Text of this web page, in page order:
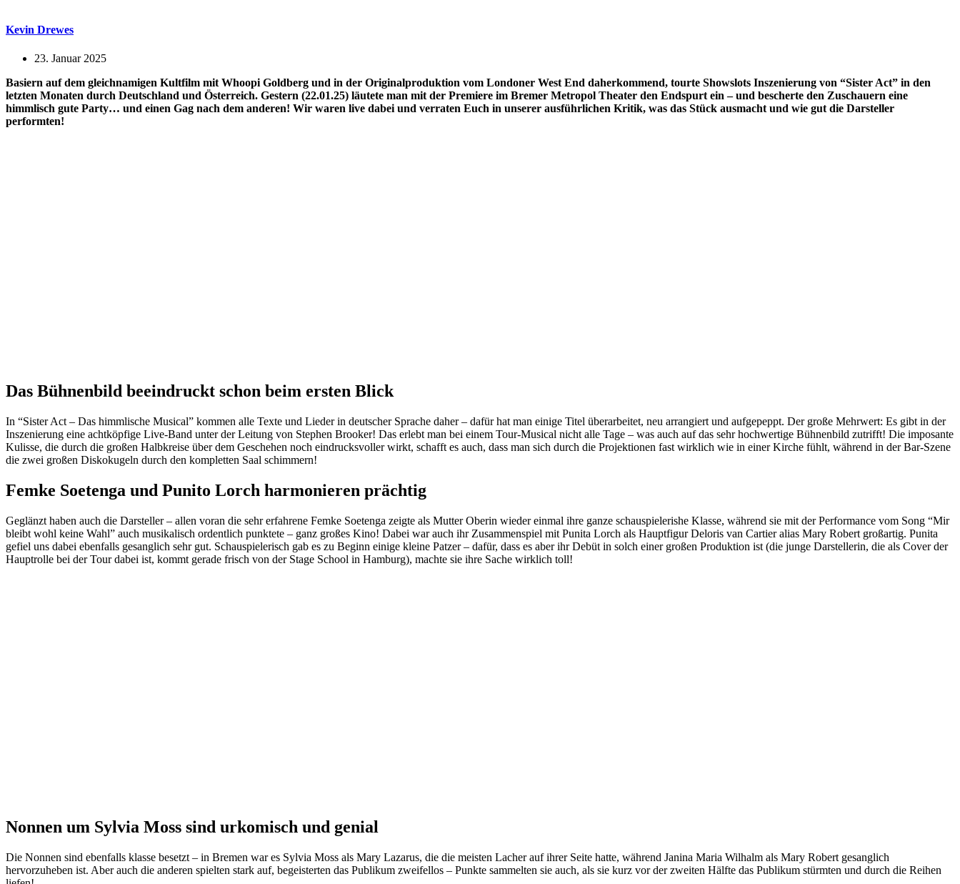
Kevin Drewes
23. Januar 2025
Basiern auf dem gleichnamigen Kultfilm mit Whoopi Goldberg und in der Originalproduktion vom Londoner West End daherkommend, tourte Showslots Inszenierung von “Sister Act” in den
letzten Monaten durch Deutschland und Österreich. Gestern (22.01.25) läutete man mit der Premiere im Bremer Metropol Theater den Endspurt ein – und bescherte den Zuschauern eine
himmlisch gute Party… und einen Gag nach dem anderen! Wir waren live dabei und verraten Euch in unserer ausführlichen Kritik, was das Stück ausmacht und wie gut die Darsteller
performten!
Das Bühnenbild beeindruckt schon beim ersten Blick
In “Sister Act – Das himmlische Musical” kommen alle Texte und Lieder in deutscher Sprache daher – dafür hat man einige Titel überarbeitet, neu arrangiert und aufgepeppt. Der große Mehrwert: Es gibt in der
Inszenierung eine achtköpfige Live-Band unter der Leitung von Stephen Brooker! Das erlebt man bei einem Tour-Musical nicht alle Tage – was auch auf das sehr hochwertige Bühnenbild zutrifft! Die imposante
Kulisse, die durch die großen Halbkreise über dem Geschehen noch eindrucksvoller wirkt, schafft es auch, dass man sich durch die Projektionen fast wirklich wie in einer Kirche fühlt, während in der Bar-Szene
die zwei großen Diskokugeln durch den kompletten Saal schimmern!
Femke Soetenga und Punito Lorch harmonieren prächtig
Geglänzt haben auch die Darsteller – allen voran die sehr erfahrene Femke Soetenga zeigte als Mutter Oberin wieder einmal ihre ganze schauspielerishe Klasse, während sie mit der Performance vom Song “Mir
bleibt wohl keine Wahl” auch musikalisch ordentlich punktete – ganz großes Kino! Dabei war auch ihr Zusammenspiel mit Punita Lorch als Hauptfigur Deloris van Cartier alias Mary Robert großartig. Punita
gefiel uns dabei ebenfalls gesanglich sehr gut. Schauspielerisch gab es zu Beginn einige kleine Patzer – dafür, dass es aber ihr Debüt in solch einer großen Produktion ist (die junge Darstellerin, die als Cover der
Hauptrolle bei der Tour dabei ist, kommt gerade frisch von der Stage School in Hamburg), machte sie ihre Sache wirklich toll!
Nonnen um Sylvia Moss sind urkomisch und genial
Die Nonnen sind ebenfalls klasse besetzt – in Bremen war es Sylvia Moss als Mary Lazarus, die die meisten Lacher auf ihrer Seite hatte, während Janina Maria Wilhalm als Mary Robert gesanglich
hervorzuheben ist. Aber auch die anderen spielten stark auf, begeisterten das Publikum zweifellos – Punkte sammelten sie auch, als sie kurz vor der zweiten Hälfte das Publikum stürmten und durch die Reihen